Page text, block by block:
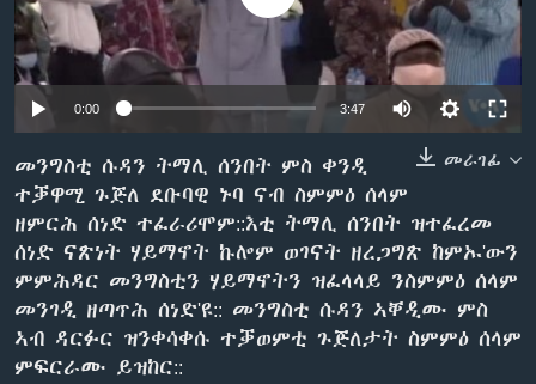
ቂሔ ጽልሚ
ቋንቋታት
0:00 3:47
መራገፊ
መንግስቲ ሱዳን ትማሊ ሰንበት ምስ ቀንዲ
ተቓዋሚ ጉጅለ ደቡባዊ ኑባ ናብ ስምምዕ ሰላም
ዘምርሕ ሰነድ ተፈራሪሞም::እቲ ትማሊ ሰንበት ዝተፈረመ
ሰነድ ናጽነት ሃይማኖት ኩሎም ወገናት ዘረጋግጽ ከምኡ'ውን
ምምሕዳር መንግስቲን ሃይማኖትን ዝፈላላይ ንስምምዕ ሰላም
መንገዲ ዘጣጥሕ ሰነድ'ዩ:: መንግስቲ ሱዳን ኣቐዲሙ ምስ
ኣብ ዳርፉር ዝንቀሳቀሱ ተቓወምቲ ጉጅለታት ስምምዕ ሰላም
ምፍርራሙ ይዝከር::